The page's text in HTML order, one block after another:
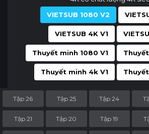
VIETSUB 1080 V2
VIETSUB 4K V1
Thuyết minh 1080 V1
Thuyết minh 4k V1
Tập 26 Tập 25 Tập 24
Tập 21 Tập 20 Tập 19